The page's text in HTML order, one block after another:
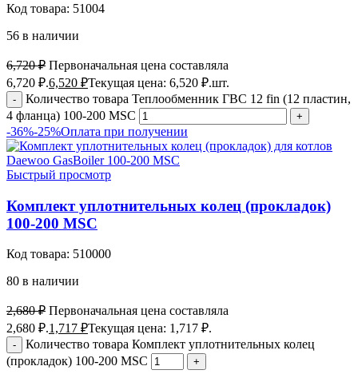
Код товара: 51004
56 в наличии
6,720₽ Первоначальная цена составляла
6,720 ₽.6,520 ₽Текущая цена: 6,520 ₽.шт.
Количество товара Теплообменник ГВС 12 fin (12 пластин,
4 фланца) 100-200 MSC
-36%-25%Оплата при получении
Быстрый просмотр
Комплект уплотнительных колец (прокладок)
100-200 MSC
Код товара: 510000
80 в наличии
2,680₽ Первоначальная цена составляла
2,680 ₽.1,717 ₽Текущая цена: 1,717 ₽.
Количество товара Комплект уплотнительных колец
(прокладок) 100-200 MSC